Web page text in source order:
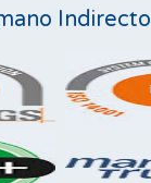
Indirecto